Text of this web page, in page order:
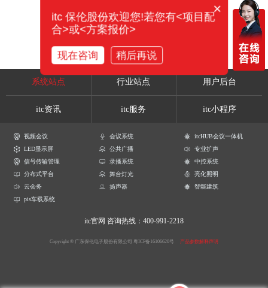
系统站点 行业站点 用户后台
itc资讯 itc服务 itc小程序
视频会议 会议系统
itcHUB会议一体机
LED显示屏
公共广播
专业扩声
信号传输管理
录播系统
中控系统
分布式平台
舞台灯光
亮化照明
云会务
扬声器
智能建筑
pis车载系统
itc官网 咨询热线：400-991-2218
Copyright © 广东保伦电子股份有限公司 粤ICP备16106620号 产品参数解释声明
×
itc 保伦股份欢迎您!若您有<项目配
合>或<方案报价>
现在咨询 稍后再说